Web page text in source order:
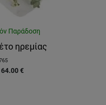
Παράδοση
ηρεμίας
€